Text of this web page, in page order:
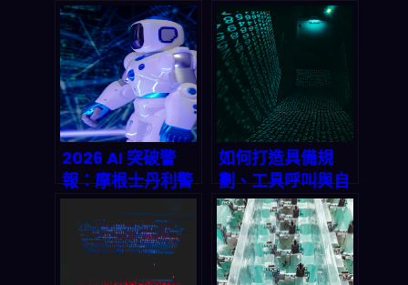
Google 雲端怎麼
把 10 萬筆民意
「變成可決策洞
察」
2026 普及 AI 教育
後，學校會怎麼
變？（附風險與落
地指南）
2026 AI 突破警
報：摩根士丹利警
告全球準備不足，
劳动市场与电网面
临十亿级冲击
如何打造具備規
劃、工具呼叫與自
我批判能力的進階
Agentic AI 系
統？2026 終極實
戰指南